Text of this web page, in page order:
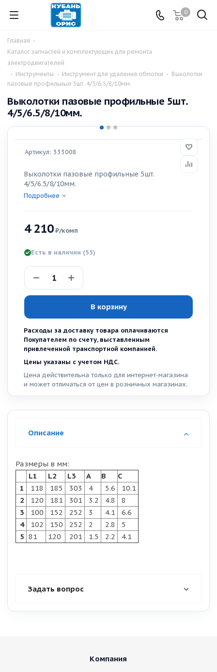
0
Главная -
Каталог запчастей и комплектующих для ремонта
электродвигателей
- Инструменты - Инструмент для удаления обмотки - Выколотки
пазовые профильные 5шт. 4/5/6.5/8/10мм.
Выколотки пазовые профильные 5шт.
4/5/6.5/8/10мм.
Артикул: 333008
Выколотки пазовые профильные 5шт.
4/5/6.5/8/10мм.
Подробнее
4 210₽/комп
Есть в наличии (55)
В корзину
Расходы за доставку товара оплачиваются
Покупателем по счету, выставленным
привлеченной транспортной компанией.
Цены указаны с учетом НДС.
Цена действительна только для интернет-магазина
и может отличаться от цен в розничных магазинах.
Описание
Размеры в мм:
L1
L2 L3 A B
C
1
118 185 303 4 5.6
10.1
2
120 181 301 3.2 4.8
8
3
100 152 252 3 4.1
6.6
4
102 150 252 2 2.8
5
5 81 120 201 1.5 2.2 4.1
Задать вопрос
Компания